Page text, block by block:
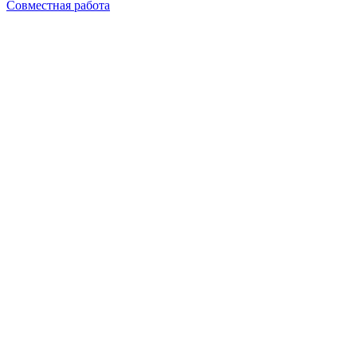
Совместная работа